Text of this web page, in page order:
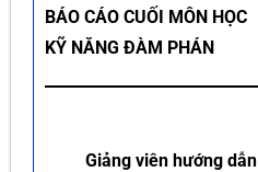
BÁO CÁO CUỐI MÔN HỌC
KỸ NĂNG ĐÀM PHÁN
Giảng viên hướng dẫn